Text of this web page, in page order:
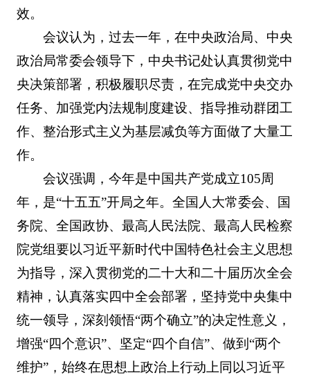
效。
会议认为，过去一年，在中央政治局、中央
政治局常委会领导下，中央书记处认真贯彻党中
央决策部署，积极履职尽责，在完成党中央交办
任务、加强党内法规制度建设、指导推动群团工
作、整治形式主义为基层减负等方面做了大量工
作。
会议强调，今年是中国共产党成立105周
年，是“十五五”开局之年。全国人大常委会、国
务院、全国政协、最高人民法院、最高人民检察
院党组要以习近平新时代中国特色社会主义思想
为指导，深入贯彻党的二十大和二十届历次全会
精神，认真落实四中全会部署，坚持党中央集中
统一领导，深刻领悟“两个确立”的决定性意义，
增强“四个意识”、坚定“四个自信”、做到“两个
维护”，始终在思想上政治上行动上同以习近平